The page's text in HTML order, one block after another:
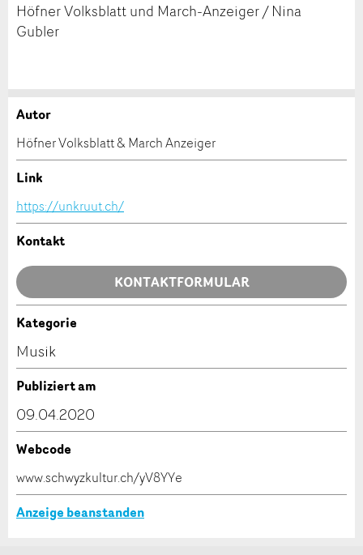
Höfner Volksblatt und March-Anzeiger / Nina
Gubler
Anzeige beanstanden
Ihr Feedback wird sehr geschätzt!
Allgemeines Feedback
Anzeige nicht mehr gültig
Nachricht
Anzeige weiterempfehlen
Empfehlen Sie diese Anzeige an Freunde weiter.
* Eingabe erforderlich
Schliessen
Autor
Höfner Volksblatt & March Anzeiger
Link
https://unkruut.ch/
Kontakt
KONTAKTFORMULAR
Kontakt
Verfassen Sie eine Nachricht für die Kontaktpersonen
Kategorie
Musik
Publiziert am
09.04.2020
Webcode
www.schwyzkultur.ch/yV8YYe
Anzeige beanstanden